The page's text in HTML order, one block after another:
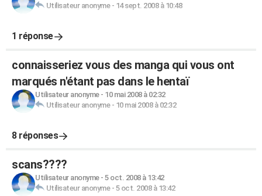
Utilisateur anonyme- 14 sept. 2008 à 10:48
1 réponse
connaisseriez vous des manga qui vous ont
marqués n'étant pas dans le hentaï
Utilisateur anonyme- 10 mai 2008 à 02:32
Utilisateur anonyme- 10 mai 2008 à 02:32
8 réponses
scans????
Utilisateur anonyme- 5 oct. 2008 à 13:42
Utilisateur anonyme- 5 oct. 2008 à 13:42